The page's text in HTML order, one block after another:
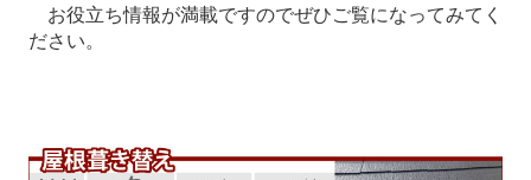
お役立ち情報が満載ですのでぜひご覧になってみてく
ださい。